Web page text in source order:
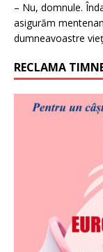
– Nu, domnule.
asigurăm
dumneavoastre
RECLAMA